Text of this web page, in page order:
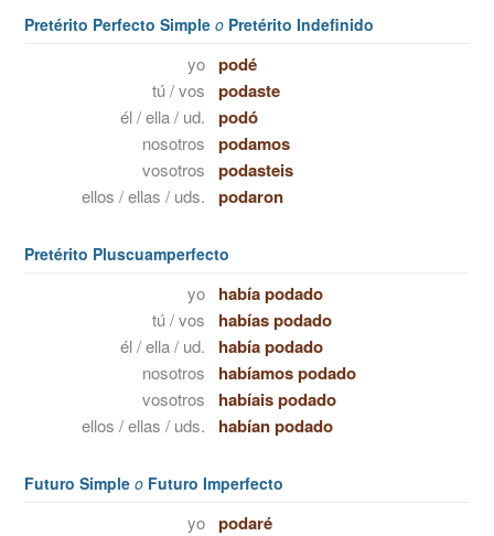
Pretérito Perfecto Simple o Pretérito Indefinido
yo podé
tú / vos podaste
él / ella / ud. podó
nosotros podamos
vosotros podasteis
ellos / ellas / uds. podaron
Pretérito Pluscuamperfecto
yo había podado
tú / vos habías podado
él / ella / ud. había podado
nosotros habíamos podado
vosotros habíais podado
ellos / ellas / uds. habían podado
Futuro Simple o Futuro Imperfecto
yo podaré